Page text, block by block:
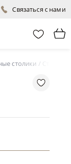
Связаться с нами
столики /